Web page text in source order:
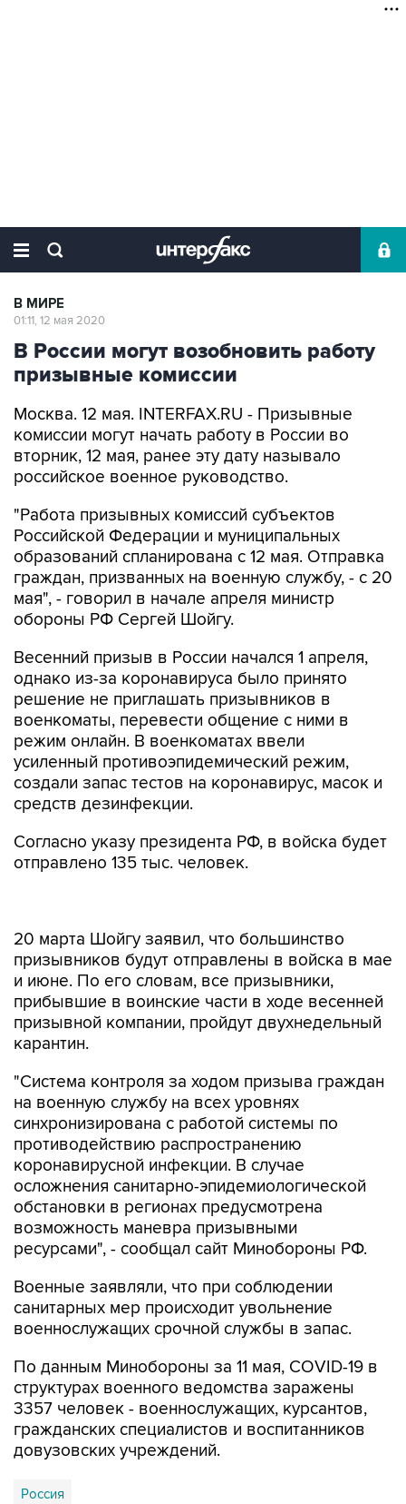
В МИРЕ
01:11, 12 мая 2020
В России могут возобновить работу
призывные комиссии
Москва. 12 мая. INTERFAX.RU - Призывные
комиссии могут начать работу в России во
вторник, 12 мая, ранее эту дату называло
российское военное руководство.
"Работа призывных комиссий субъектов
Российской Федерации и муниципальных
образований спланирована с 12 мая. Отправка
граждан, призванных на военную службу, - с 20
мая", - говорил в начале апреля министр
обороны РФ Сергей Шойгу.
Весенний призыв в России начался 1 апреля,
однако из-за коронавируса было принято
решение не приглашать призывников в
военкоматы, перевести общение с ними в
режим онлайн. В военкоматах ввели
усиленный противоэпидемический режим,
создали запас тестов на коронавирус, масок и
средств дезинфекции.
Согласно указу президента РФ, в войска будет
отправлено 135 тыс. человек.
20 марта Шойгу заявил, что большинство
призывников будут отправлены в войска в мае
и июне. По его словам, все призывники,
прибывшие в воинские части в ходе весенней
призывной компании, пройдут двухнедельный
карантин.
"Система контроля за ходом призыва граждан
на военную службу на всех уровнях
синхронизирована с работой системы по
противодействию распространению
коронавирусной инфекции. В случае
осложнения санитарно-эпидемиологической
обстановки в регионах предусмотрена
возможность маневра призывными
ресурсами", - сообщал сайт Минобороны РФ.
Военные заявляли, что при соблюдении
санитарных мер происходит увольнение
военнослужащих срочной службы в запас.
По данным Минобороны за 11 мая, COVID-19 в
структурах военного ведомства заражены
3357 человек - военнослужащих, курсантов,
гражданских специалистов и воспитанников
довузовских учреждений.
Россия